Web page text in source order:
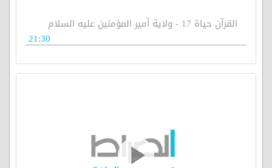
القرآن حياة 17 - ولاية أمير المؤمنين عليه السلام
21:30